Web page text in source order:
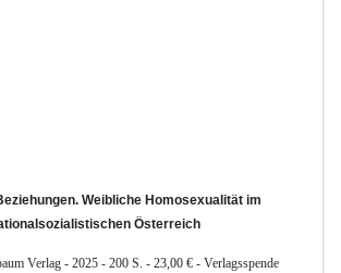
Weibliche Homosexualität im
Österreich
Verlag - 2025 - 200 S. - 23,00 € - Verlagsspende